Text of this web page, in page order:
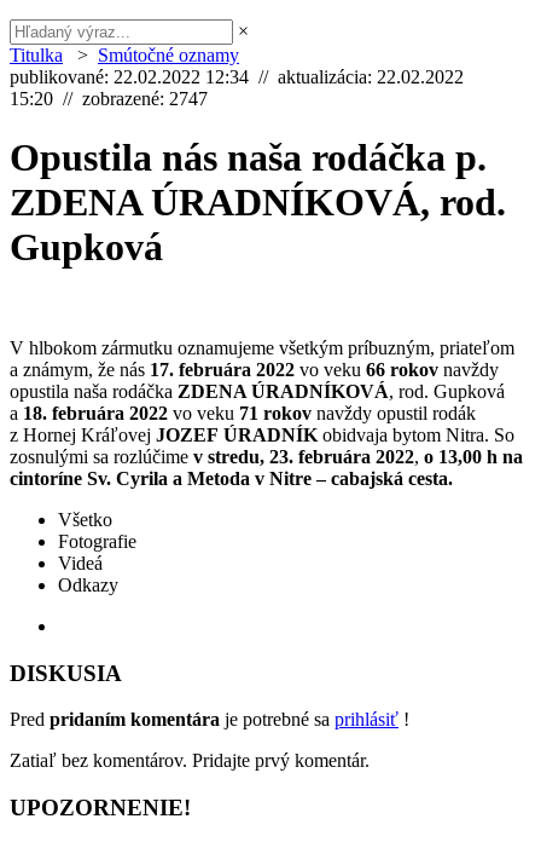
×
Titulka > Smútočné oznamy
publikované: 22.02.2022 12:34 // aktualizácia: 22.02.2022
15:20 // zobrazené: 2747
Opustila nás naša rodáčka p.
ZDENA ÚRADNÍKOVÁ, rod.
Gupková
V hlbokom zármutku oznamujeme všetkým príbuzným, priateľom
a známym, že nás 17. februára 2022 vo veku 66 rokov navždy
opustila naša rodáčka ZDENA ÚRADNÍKOVÁ, rod. Gupková
a 18. februára 2022 vo veku 71 rokov navždy opustil rodák
z Hornej Kráľovej JOZEF ÚRADNÍK obidvaja bytom Nitra. So
zosnulými sa rozlúčime v stredu, 23. februára 2022, o 13,00 h na
cintoríne Sv. Cyrila a Metoda v Nitre – cabajská cesta.
Všetko
Fotografie
Videá
Odkazy
DISKUSIA
Pred pridaním komentára je potrebné sa prihlásiť !
Zatiaľ bez komentárov. Pridajte prvý komentár.
UPOZORNENIE!